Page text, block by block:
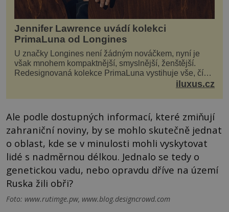
Jennifer Lawrence uvádí kolekci
PrimaLuna od Longines
U značky Longines není žádným nováčkem, nyní je
však mnohem kompaktnější, smyslnější, ženštější.
Redesignovaná kolekce PrimaLuna vystihuje vše, čím
je značka Longines dnes a čím byla i před sto dvacet...
iluxus.cz
Ale podle dostupných informací, které zmiňují
zahraniční noviny, by se mohlo skutečně jednat
o oblast, kde se v minulosti mohli vyskytovat
lidé s nadměrnou délkou. Jednalo se tedy o
genetickou vadu, nebo opravdu dříve na území
Ruska žili obři?
Foto: www.rutimge.pw, www.blog.designcrowd.com